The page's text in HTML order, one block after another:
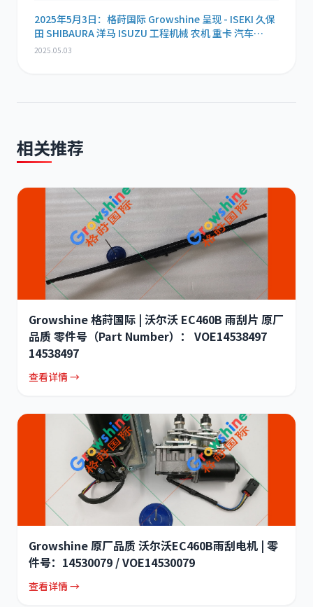
2025年5月3日：格莳国际 Growshine 呈现 - ISEKI 久保
田 SHIBAURA 洋马 ISUZU 工程机械 农机 重卡 汽车
RHF3 涡轮增压器及配件 海量现货供应
2025.05.03
相关推荐
Growshine 格莳国际 | 沃尔沃 EC460B 雨刮片 原厂
品质 零件号（Part Number）： VOE14538497
14538497
查看详情 →
Growshine 原厂品质 沃尔沃EC460B雨刮电机 | 零
件号：14530079 / VOE14530079
查看详情 →